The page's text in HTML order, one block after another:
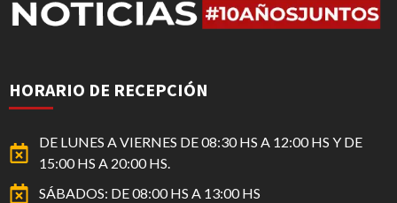
HORARIO DE RECEPCIÓN
DE LUNES A VIERNES DE 08:30 HS A 12:00 HS Y DE
15:00 HS A 20:00 HS.
SÁBADOS: DE 08:00 HS A 13:00 HS